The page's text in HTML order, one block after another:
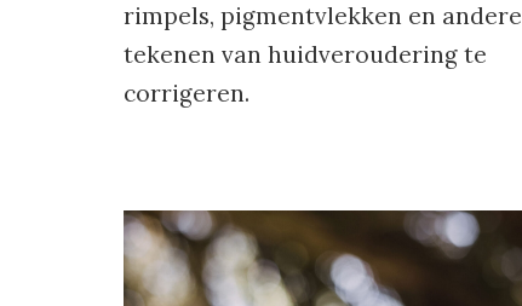
rimpels, pigmentvlekken en andere
tekenen van huidveroudering te
corrigeren.